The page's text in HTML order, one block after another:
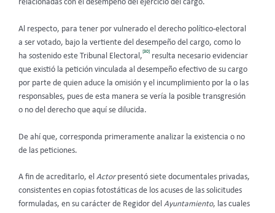
relacionadas con el desempeño del ejercicio del cargo.
Al respecto, para tener por vulnerado el derecho político-electoral
a ser votado, bajo la vertiente del desempeño del cargo, como lo
ha sostenido este Tribunal Electoral,
[30]
resulta necesario evidenciar
que existió la petición vinculada al desempeño efectivo de su cargo
por parte de quien aduce la omisión y el incumplimiento por la o las
responsables, pues de esta manera se vería la posible transgresión
o no del derecho que aquí se dilucida.
De ahí que, corresponda primeramente analizar la existencia o no
de las peticiones.
A fin de acreditarlo, el Actor presentó siete documentales privadas,
consistentes en copias fotostáticas de los acuses de las solicitudes
formuladas, en su carácter de Regidor del Ayuntamiento, las cuales